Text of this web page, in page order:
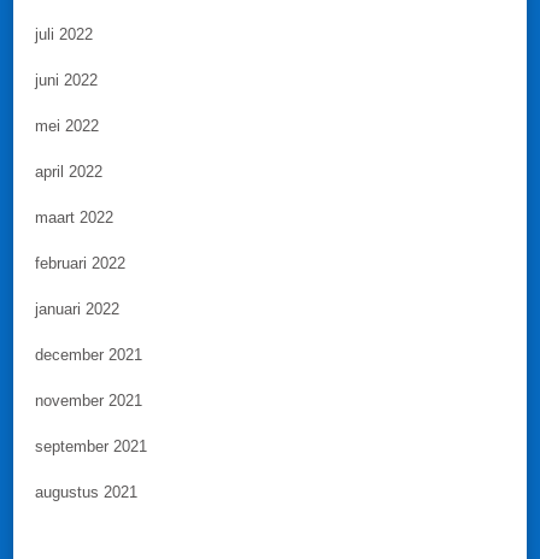
juli 2022
juni 2022
mei 2022
april 2022
maart 2022
februari 2022
januari 2022
december 2021
november 2021
september 2021
augustus 2021